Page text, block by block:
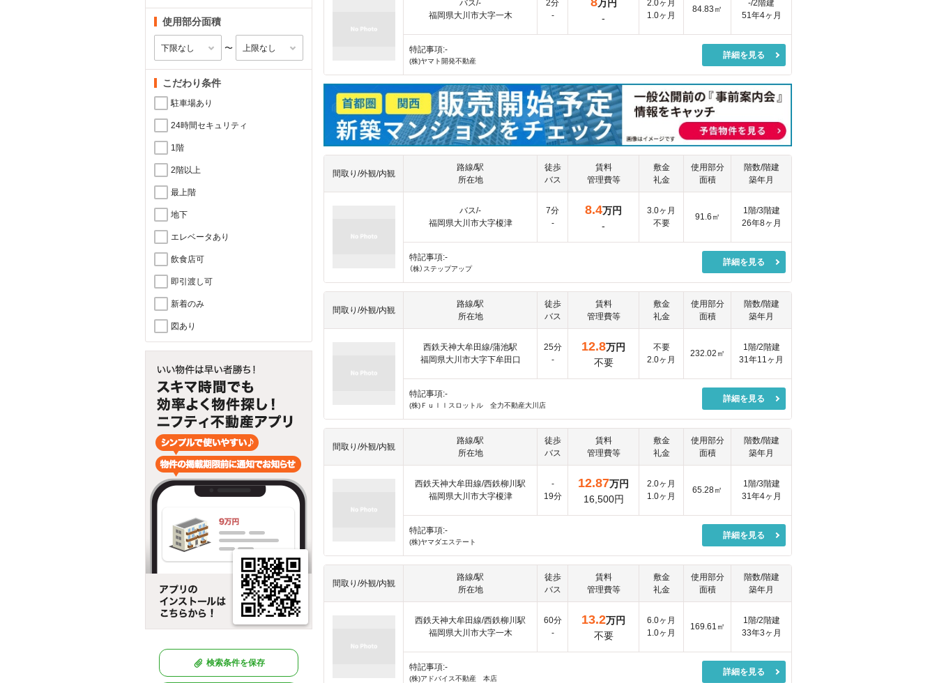
使用部分面積
〜
こだわり条件
駐車場あり
24時間セキュリティ
1階
2階以上
最上階
地下
エレベータあり
飲食店可
即引渡し可
新着のみ
図あり
検索条件を保存
バス/-
福岡県大川市大字一木
2分
-
万円
-
2.0ヶ月
1.0ヶ月
84.83㎡
-/2階建
51年4ヶ月
特記事項:-
(株)ヤマト開発不動産
詳細を見る
間取り/外観/内観
路線/駅
所在地
徒歩
バス
賃料
管理費等
敷金
礼金
使用部分
面積
階数/階建
築年月
バス/-
福岡県大川市大字榎津
7分
-
8.4万円
-
3.0ヶ月
不要
91.6㎡
1階/3階建
26年8ヶ月
特記事項:-
（株）ステップアップ
詳細を見る
間取り/外観/内観
路線/駅
所在地
徒歩
バス
賃料
管理費等
敷金
礼金
使用部分
面積
階数/階建
築年月
西鉄天神大牟田線/蒲池駅
福岡県大川市大字下牟田口
25分
-
12.8万円
不要
不要
2.0ヶ月
232.02㎡
1階/2階建
31年11ヶ月
特記事項:-
(株)Ｆｕｌｌスロットル 全力不動産大川店
詳細を見る
間取り/外観/内観
路線/駅
所在地
徒歩
バス
賃料
管理費等
敷金
礼金
使用部分
面積
階数/階建
築年月
西鉄天神大牟田線/西鉄柳川駅
福岡県大川市大字榎津
-
19分
12.87万円
16,500円
2.0ヶ月
1.0ヶ月
65.28㎡
1階/3階建
31年4ヶ月
特記事項:-
(株)ヤマダエステート
詳細を見る
間取り/外観/内観
路線/駅
所在地
徒歩
バス
賃料
管理費等
敷金
礼金
使用部分
面積
階数/階建
築年月
西鉄天神大牟田線/西鉄柳川駅
福岡県大川市大字一木
60分
-
13.2万円
不要
6.0ヶ月
1.0ヶ月
169.61㎡
1階/2階建
33年3ヶ月
特記事項:-
(株)アドバイス不動産 本店
詳細を見る